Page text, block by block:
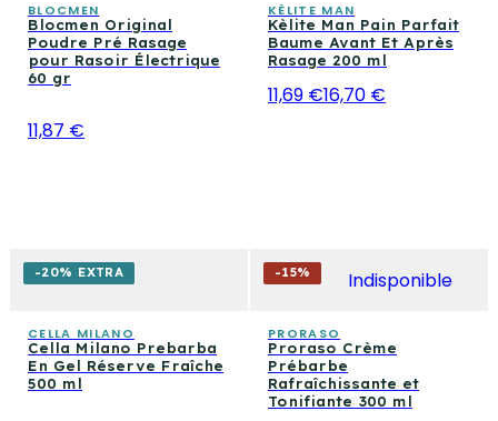
BLOCMEN
Blocmen Original
Poudre Pré Rasage
pour Rasoir Électrique
60 gr
11,87 €
KÈLITE MAN
Kèlite Man Pain Parfait
Baume Avant Et Après
Rasage 200 ml
11,69 €16,70 €
-20% EXTRA
CELLA MILANO
Cella Milano Prebarba
En Gel Réserve Fraîche
500 ml
-15% Indisponible
PRORASO
Proraso Crème
Prébarbe
Rafraîchissante et
Tonifiante 300 ml